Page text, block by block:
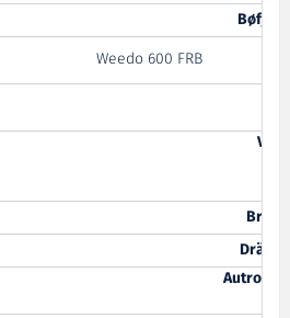
Weedo 600 FRB